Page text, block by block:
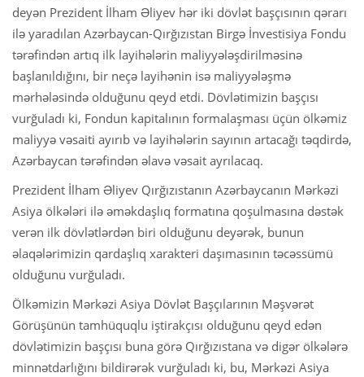
deyən Prezident İlham Əliyev hər iki dövlət başçısının qərarı
ilə yaradılan Azərbaycan-Qırğızıstan Birgə İnvestisiya Fondu
tərəfindən artıq ilk layihələrin maliyyələşdirilməsinə
başlanıldığını, bir neçə layihənin isə maliyyələşmə
mərhələsində olduğunu qeyd etdi. Dövlətimizin başçısı
vurğuladı ki, Fondun kapitalının formalaşması üçün ölkəmiz
maliyyə vəsaiti ayırıb və layihələrin sayının artacağı təqdirdə,
Azərbaycan tərəfindən əlavə vəsait ayrılacaq.
Prezident İlham Əliyev Qırğızıstanın Azərbaycanın Mərkəzi
Asiya ölkələri ilə əməkdaşlıq formatına qoşulmasına dəstək
verən ilk dövlətlərdən biri olduğunu deyərək, bunun
əlaqələrimizin qardaşlıq xarakteri daşımasının təcəssümü
olduğunu vurğuladı.
Ölkəmizin Mərkəzi Asiya Dövlət Başçılarının Məşvərət
Görüşünün tamhüquqlu iştirakçısı olduğunu qeyd edən
dövlətimizin başçısı buna görə Qırğızıstana və digər ölkələrə
minnətdarlığını bildirərək vurğuladı ki, bu, Mərkəzi Asiya